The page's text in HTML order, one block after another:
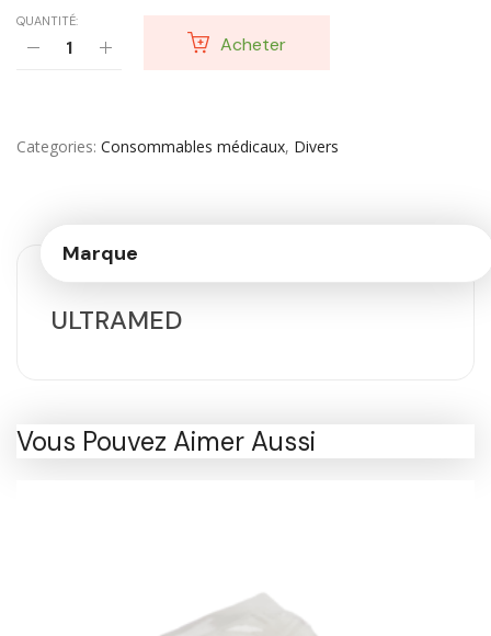
QUANTITÉ:
Acheter
Categories Consommables médicaux, Divers
Marque
ULTRAMED
Vous Pouvez Aimer Aussi